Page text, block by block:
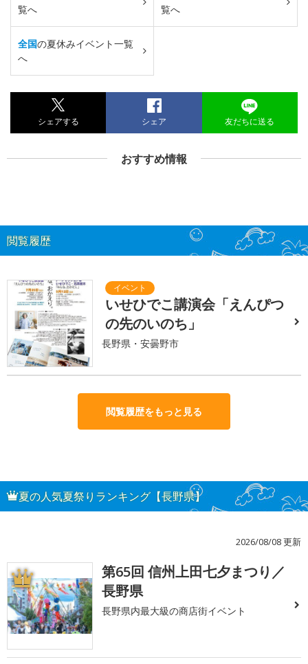
覧へ
覧へ
全国の夏休みイベント一覧
へ
シェアする シェア 友だちに送る
おすすめ情報
閲覧履歴
いせひでこ講演会「えんぴつ
の先のいのち」
長野県・安曇野市
閲覧履歴をもっと見る
夏の人気夏祭りランキング【長野県】
2026/08/08 更新
1
第65回 信州上田七夕まつり／
長野県
長野県内最大級の商店街イベント